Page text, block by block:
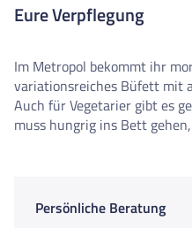
Eure Verpflegung
Im Metropol bekommt ihr
variationsreiches Büfett mit
Auch für Vegetarier gibt es
muss hungrig ins Bett
Persönliche Beratung